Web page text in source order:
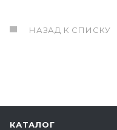
НАЗАД К СПИСКУ
КАТАЛОГ